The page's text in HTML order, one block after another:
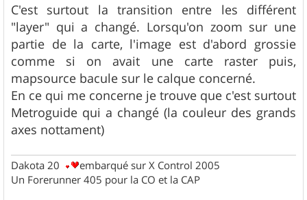
C'est surtout la transition entre les différent
"layer" qui a changé. Lorsqu'on zoom sur une
partie de la carte, l'image est d'abord grossie
comme si on avait une carte raster puis,
mapsource bacule sur le calque concerné.
En ce qui me concerne je trouve que c'est surtout
Metroguide qui a changé (la couleur des grands
axes nottament)
Dakota 20
embarqué sur X Control 2005
Un Forerunner 405 pour la CO et la CAP